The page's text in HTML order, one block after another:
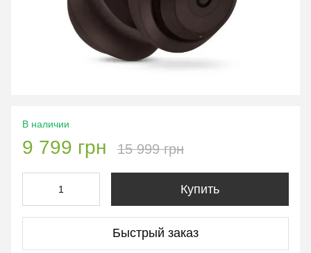
В наличии
9 799 грн 15 999 грн
Купить
Быстрый заказ